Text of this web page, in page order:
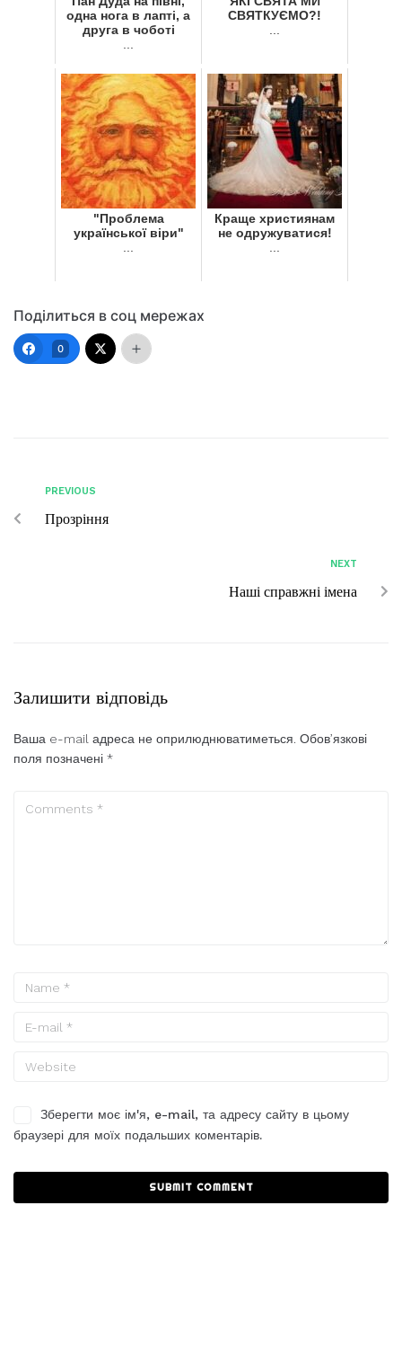
одна нога в лапті, а
друга в чоботі
...
СВЯТКУЄМО?!
...
"Проблема
української віри"
...
Краще християнам
не одружуватися!
...
Поділиться в соц мережах
0
PREVIOUS
Прозріння
NEXT
Наші справжні імена
Залишити відповідь
Ваша e-mail адреса не оприлюднюватиметься. Обов’язкові
поля позначені *
Зберегти моє ім'я, e-mail, та адресу сайту в цьому
браузері для моїх подальших коментарів.